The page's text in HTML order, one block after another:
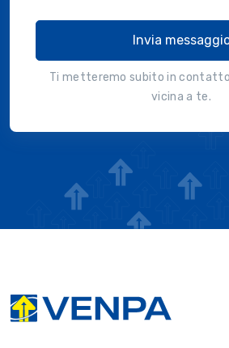
Invia
Ti metteremo subito in contatto
vicina a te.